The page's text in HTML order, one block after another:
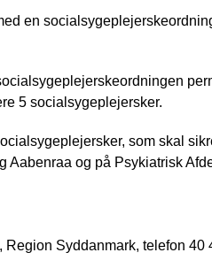
en
5 socialsygeplejersker.
som skal
og på Psykiatrisk
Syddanmark, telefon 40